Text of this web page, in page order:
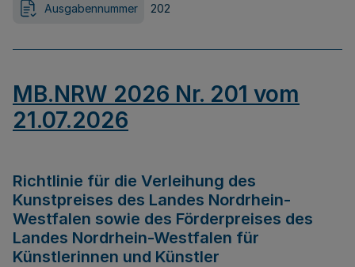
Ausgabennummer 202
MB.NRW 2026 Nr. 201 vom
21.07.2026
Richtlinie für die Verleihung des
Kunstpreises des Landes Nordrhein-
Westfalen sowie des Förderpreises des
Landes Nordrhein-Westfalen für
Künstlerinnen und Künstler